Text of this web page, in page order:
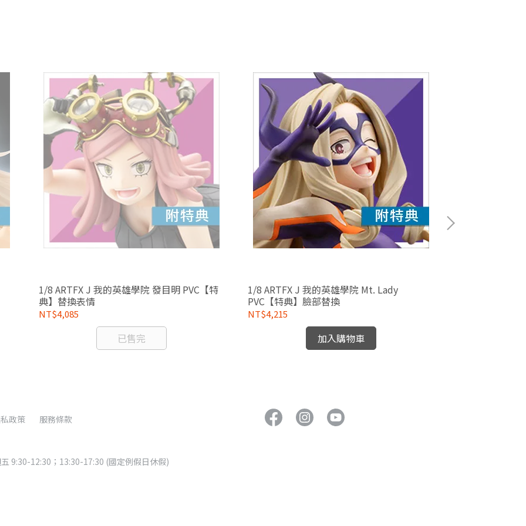
1/8 ARTFX J 我的英雄學院 發目明 PVC【特
典】替換表情
NT$4,085
已售完
1/8 ARTFX J 我的英雄學院 Mt. Lady
PVC【特典】臉部替換
NT$4,215
加入購物車
政策 服務條款
9:30-12:30；13:30-17:30 (國定例假日休假)